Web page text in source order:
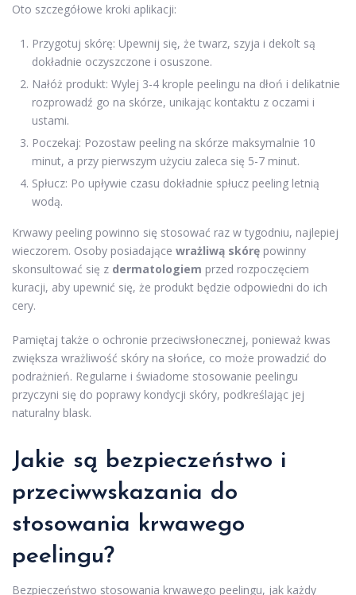
Oto szczegółowe kroki aplikacji:
Przygotuj skórę: Upewnij się, że twarz, szyja i dekolt są
dokładnie oczyszczone i osuszone.
Nałóż produkt: Wylej 3-4 krople peelingu na dłoń i delikatnie
rozprowadź go na skórze, unikając kontaktu z oczami i
ustami.
Poczekaj: Pozostaw peeling na skórze maksymalnie 10
minut, a przy pierwszym użyciu zaleca się 5-7 minut.
Spłucz: Po upływie czasu dokładnie spłucz peeling letnią
wodą.
Krwawy peeling powinno się stosować raz w tygodniu, najlepiej
wieczorem. Osoby posiadające wrażliwą skórę powinny
skonsultować się z dermatologiem przed rozpoczęciem
kuracji, aby upewnić się, że produkt będzie odpowiedni do ich
cery.
Pamiętaj także o ochronie przeciwsłonecznej, ponieważ kwas
zwiększa wrażliwość skóry na słońce, co może prowadzić do
podrażnień. Regularne i świadome stosowanie peelingu
przyczyni się do poprawy kondycji skóry, podkreślając jej
naturalny blask.
Jakie są bezpieczeństwo i
przeciwwskazania do
stosowania krwawego
peelingu?
Bezpieczeństwo stosowania krwawego peelingu, jak każdy